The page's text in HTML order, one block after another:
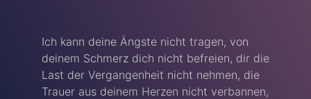
Ich kann deine Ängste nicht tragen, von
deinem Schmerz dich nicht befreien, dir die
Last der Vergangenheit nicht nehmen, die
Trauer aus deinem Herzen nicht verbannen,